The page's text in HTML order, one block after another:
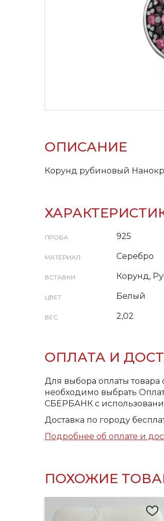
ОПИСАНИЕ
Корунд рубиновый
ПРОБА 925
МАТЕРИАЛ Серебро
ВСТАВКИ Корунд,
ЦВЕТ Белый
ВЕС 2,02
ОПЛАТА И
Для выбора оплаты
необходимо выбрать
СБЕРБАНК с
Доставка по городу
Подробнее об оплате и
ПОХОЖИЕ